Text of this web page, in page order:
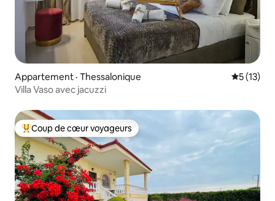
Appartement · Thessalonique Note
5 (13)
Villa Vaso avec jacuzzi
Coup de cœur voyageurs parmi les plus aimés
Coup de cœur voyageurs